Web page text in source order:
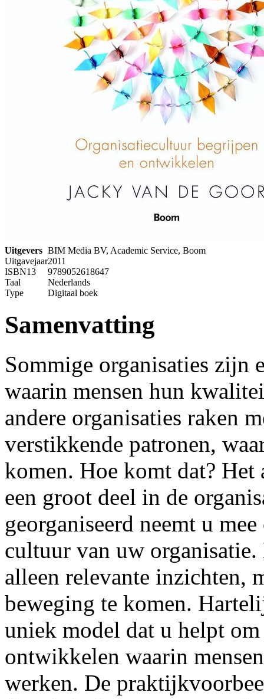
Uitgevers BIM Media BV, Academic Service, Boom
Uitgavejaar2011
ISBN13
9789052618647
Taal
Nederlands
Type
Digitaal boek
Samenvatting
Sommige organisaties zijn
waarin mensen hun
andere organisaties raken
verstikkende patronen,
komen. Hoe komt dat?
een groot deel in de
georganiseerd neemt u
cultuur van uw
alleen relevante inzichten,
beweging te komen.
uniek model dat u helpt
ontwikkelen waarin
werken. De